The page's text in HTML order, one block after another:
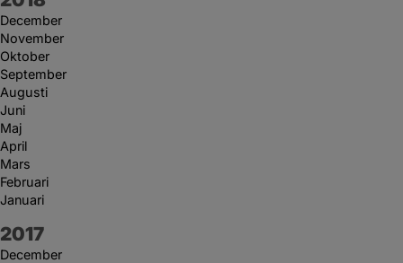
December
November
Oktober
September
Augusti
Juni
Maj
April
Mars
Februari
Januari
År:
2017
December